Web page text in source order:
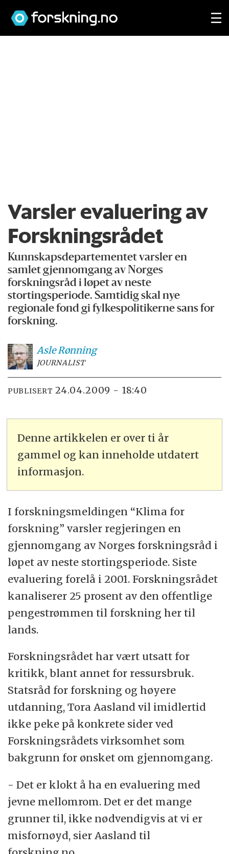
Varsler evaluering av
Forskningsrådet
Kunnskapsdepartementet varsler en
samlet gjennomgang av Norges
forskningsråd i løpet av neste
stortingsperiode. Samtidig skal nye
regionale fond gi fylkespolitikerne sans for
forskning.
AsleRønning
JOURNALIST
PUBLISERT 24.04.2009 - 18:40
Denne artikkelen er over ti år
gammel og kan inneholde utdatert
informasjon.
I forskningsmeldingen “Klima for
forskning” varsler regjeringen en
gjennomgang av Norges forskningsråd i
løpet av neste stortingsperiode. Siste
evaluering forelå i 2001. Forskningsrådet
kanaliserer 25 prosent av den offentlige
pengestrømmen til forskning her til
lands.
Forskningsrådet har vært utsatt for
kritikk, blant annet for ressursbruk.
Statsråd for forskning og høyere
utdanning, Tora Aasland vil imidlertid
ikke peke på konkrete sider ved
Forskningsrådets virksomhet som
bakgrunn for ønsket om gjennomgang.
- Det er klokt å ha en evaluering med
jevne mellomrom. Det er det mange
grunner til, ikke nødvendigvis at vi er
misfornøyd, sier Aasland til